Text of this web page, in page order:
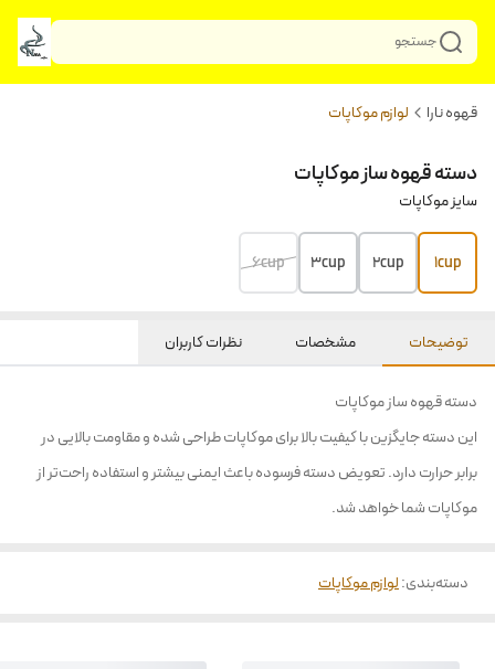
جستجو
قهوه نارا لوازم موکاپات
دسته قهوه ساز موکاپات
سایز موکاپات
1cup
2cup
3cup
6cup
توضیحات مشخصات نظرات کاربران
دسته قهوه ساز موکاپات
این دسته جایگزین با کیفیت بالا برای موکاپات طراحی شده و مقاومت بالایی در
برابر حرارت دارد. تعویض دسته فرسوده باعث ایمنی بیشتر و استفاده راحت‌تر از
موکاپات شما خواهد شد.
دسته‌بندی:لوازم موکاپات